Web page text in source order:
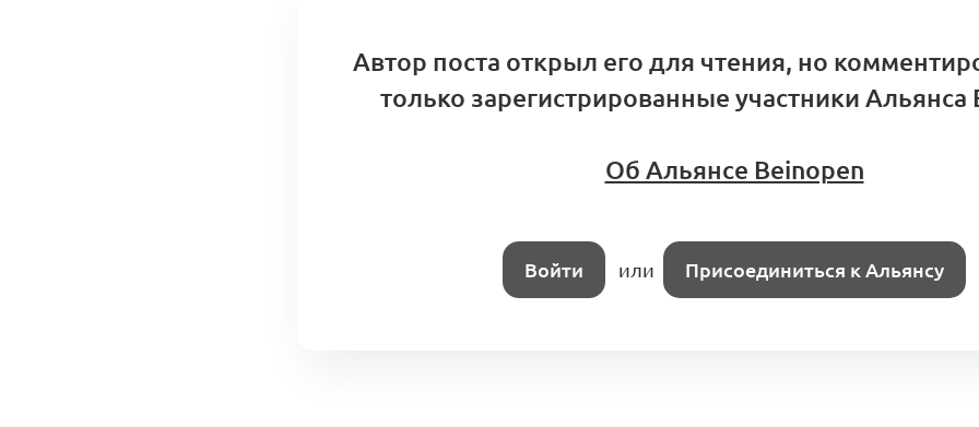
Автор поста открыл его для чтения, но
только зарегистрированные участники Альянса
Об Альянсе Beinopen
Войти или Присоединиться к Альянсу